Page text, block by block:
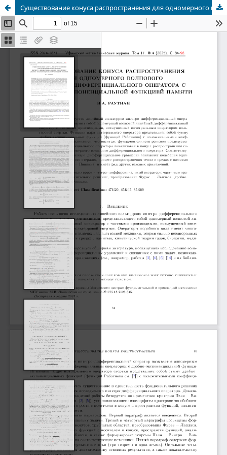
Cуществование конуса распространения для одномерного волнового интегро-дифференциального оператора с дробно-экспоненциальной функцией памяти